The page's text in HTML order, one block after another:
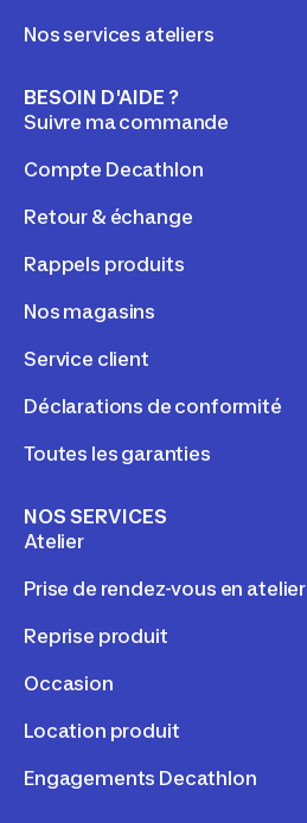
Nos services ateliers
BESOIN D'AIDE ?
Suivre ma commande
Compte Decathlon
Retour & échange
Rappels produits
Nos magasins
Service client
Déclarations de conformité
Toutes les garanties
NOS SERVICES
Atelier
Prise de rendez-vous en atelier
Reprise produit
Occasion
Location produit
Engagements Decathlon